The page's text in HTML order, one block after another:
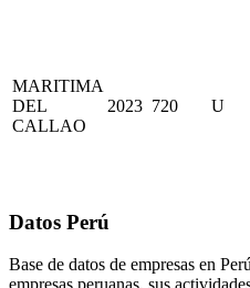
MARITIMA
DEL
CALLAO
2023 720 U
Datos Perú
Base de datos de empresas en